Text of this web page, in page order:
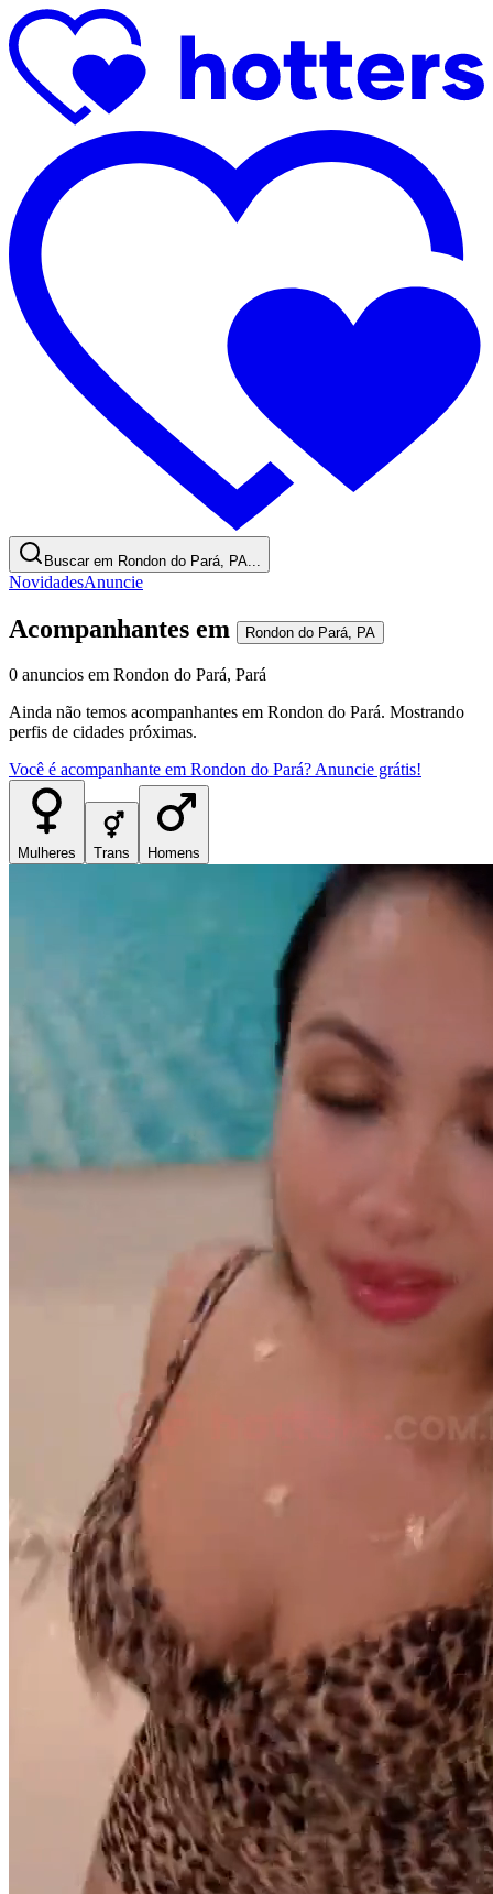
Buscar em Rondon do Pará, PA...
NovidadesAnuncie
Acompanhantes em Rondon do Pará PA
0 anuncios em Rondon do Pará, Pará
Ainda não temos acompanhantes em Rondon do Pará. Mostrando
perfis de cidades próximas.
Você é acompanhante em Rondon do Pará? Anuncie grátis!
Mulheres Trans Homens